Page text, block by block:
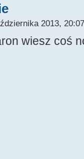
2013, 20:07
wiesz coś